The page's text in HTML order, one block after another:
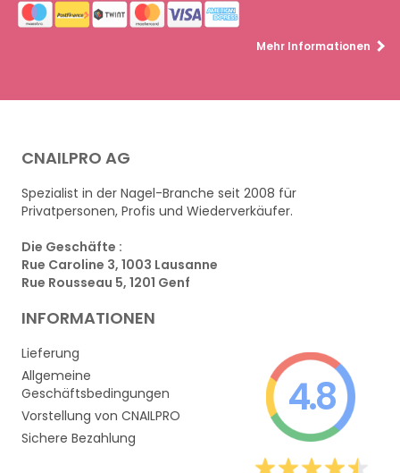
Mehr Informationen
CNAILPRO AG
Spezialist in der Nagel-Branche seit 2008 für
Privatpersonen, Profis und Wiederverkäufer.
Die Geschäfte :
Rue Caroline 3, 1003 Lausanne
Rue Rousseau 5, 1201 Genf
INFORMATIONEN
Lieferung
Allgemeine
Geschäftsbedingungen
Vorstellung von CNAILPRO
Sichere Bezahlung
4.8